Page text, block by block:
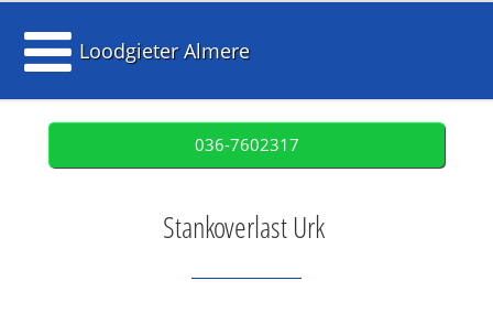
Loodgieter Almere
036-7602317
Stankoverlast Urk